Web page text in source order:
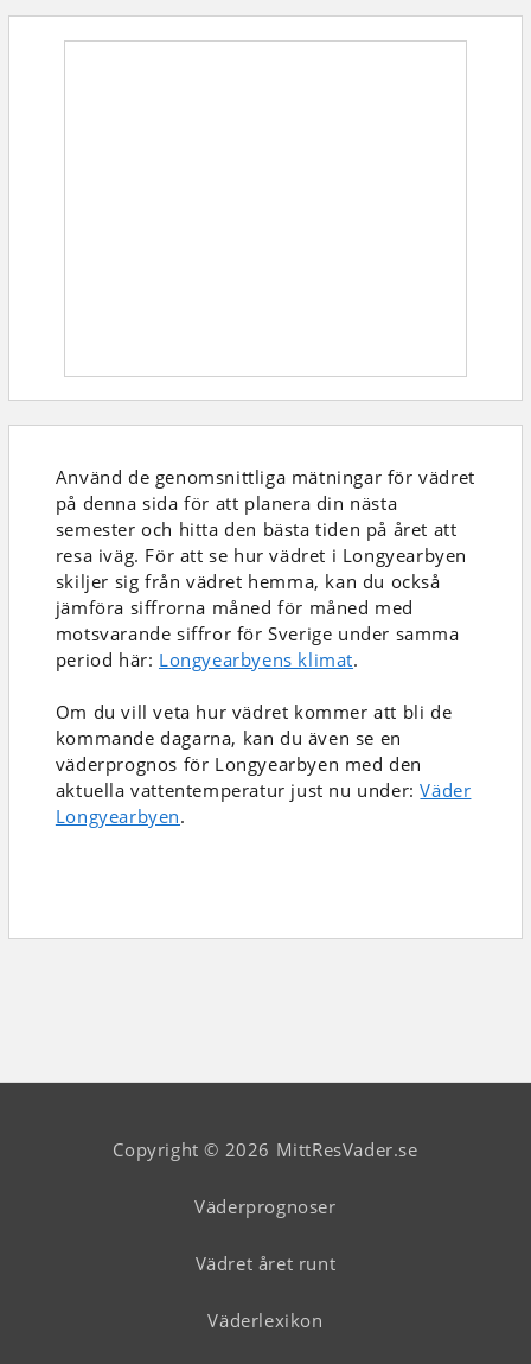
Använd de genomsnittliga mätningar för vädret
på denna sida för att planera din nästa
semester och hitta den bästa tiden på året att
resa iväg. För att se hur vädret i Longyearbyen
skiljer sig från vädret hemma, kan du också
jämföra siffrorna måned för måned med
motsvarande siffror för Sverige under samma
period här: Longyearbyens klimat.
Om du vill veta hur vädret kommer att bli de
kommande dagarna, kan du även se en
väderprognos för Longyearbyen med den
aktuella vattentemperatur just nu under:Väder
Longyearbyen.
Copyright © 2026 MittResVader.se
Väderprognoser
Vädret året runt
Väderlexikon